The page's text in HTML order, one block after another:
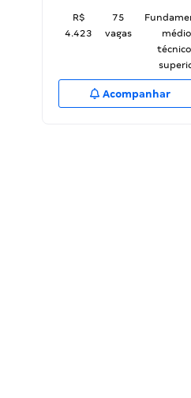
R$
4.423
75
vagas
Acompanhar